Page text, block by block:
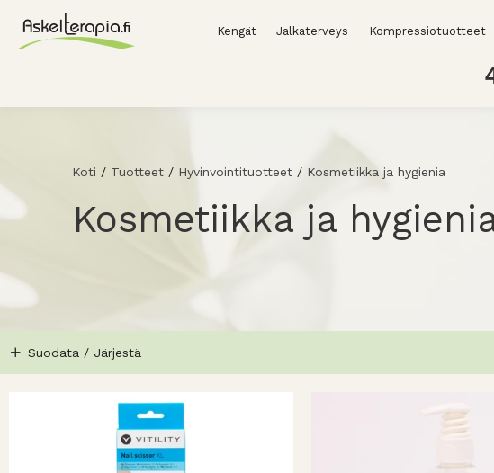
Kengät Jalkaterveys Kompressiotuotteet
Koti / Tuotteet / Hyvinvointituotteet / Kosmetiikka ja hygienia
Kosmetiikka ja
Suodata / Järjestä